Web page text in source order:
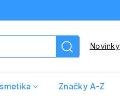
Novinky
Značky A-Z